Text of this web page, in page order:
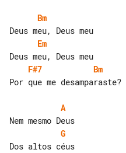
Bm
Em
F#7
Bm
Por que me desamparaste?
A
G